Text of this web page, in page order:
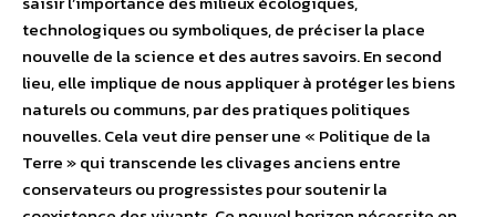
technologiques ou symboliques, de préciser la place
nouvelle de la science et des autres savoirs. En second
lieu, elle implique de nous appliquer à protéger les biens
naturels ou communs, par des pratiques politiques
nouvelles. Cela veut dire penser une « Politique de la
Terre » qui transcende les clivages anciens entre
conservateurs ou progressistes pour soutenir la